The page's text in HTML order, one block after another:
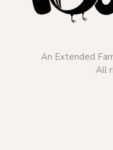
An Extended
All